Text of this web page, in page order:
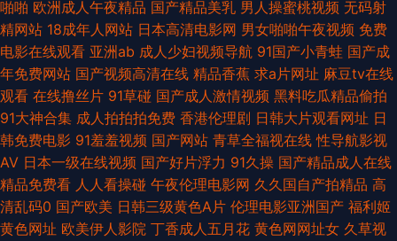
久久中文慕人妻 亚洲精品蜜桃成人 不卡av大全在线看 人人人人人人色 91成
人免费超碰 爱草人人网 久久精品国产精品 一区二区熟女欧美 久久精久久
91n在线视频免费观看 东京热亚洲免费精品 欧美做aⅰ视频 91x视频大全 超碰
91在线 麻豆四虎 91NCOM操 AV第二页 青青草社区 91精东传媒网站 韩日自
拍av 日韩综合社区在线观看 91国产丝袜老师 超碰人人妻人人爱 蜜桃成人综
啪啪 欧洲成人午夜精品 国产精品美乳 男人操蜜桃视频 无码射
精网站 18成年人网站 日本高清电影网 男女啪啪午夜视频 免费
电影在线观看 亚洲ab 成人少妇视频导航 91国产小青蛙 国产成
年免费网站 国产视频高清在线 精品香蕉 求a片网址 麻豆tv在线
观看 在线撸丝片 91草碰 国产成人激情视频 黑料吃瓜精品偷拍
91大神合集 成人拍拍拍免费 香港伦理剧 日韩大片观看网址 日
韩免费电影 91羞羞视频 国产网站 青草全福视在线 性导航影视
AV 日本一级在线视频 国产好片浮力 91久操 国产精品成人在线
精品免费看 人人看操碰 午夜伦理电影网 久久国自产拍精品 高
清乱码0 国产欧美 日韩三级黄色A片 伦理电影亚洲国产 福利姬
黄色网址 欧美伊人影院 丁香成人五月花 黄色网网址女 久草视